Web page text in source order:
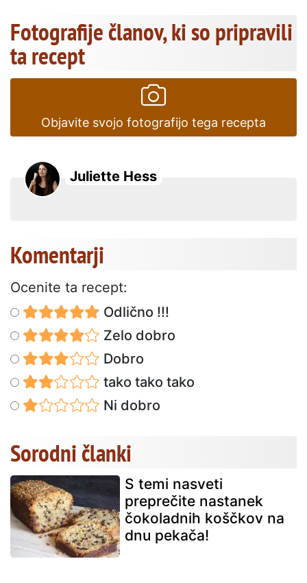
Fotografije članov, ki so pripravili
ta recept
Objavite svojo fotografijo tega recepta
Juliette Hess
Komentarji
Ocenite ta recept:
Odlično !!!
Zelo dobro
Dobro
tako tako tako
Ni dobro
Sorodni članki
S temi nasveti
preprečite nastanek
čokoladnih koščkov na
dnu pekača!